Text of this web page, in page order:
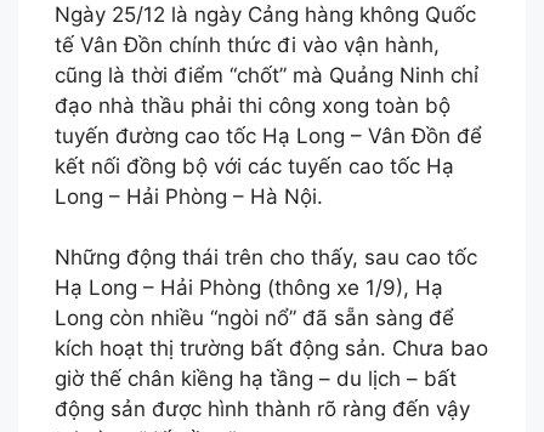
Ngày 25/12 là ngày Cảng hàng không Quốc
tế Vân Đồn chính thức đi vào vận hành,
cũng là thời điểm “chốt” mà Quảng Ninh chỉ
đạo nhà thầu phải thi công xong toàn bộ
tuyến đường cao tốc Hạ Long – Vân Đồn để
kết nối đồng bộ với các tuyến cao tốc Hạ
Long – Hải Phòng – Hà Nội.
Những động thái trên cho thấy, sau cao tốc
Hạ Long – Hải Phòng (thông xe 1/9), Hạ
Long còn nhiều “ngòi nổ” đã sẵn sàng để
kích hoạt thị trường bất động sản. Chưa bao
giờ thế chân kiềng hạ tầng – du lịch – bất
động sản được hình thành rõ ràng đến vậy